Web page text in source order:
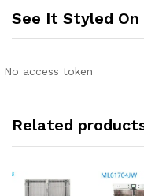
See It Styled
No access token
Related